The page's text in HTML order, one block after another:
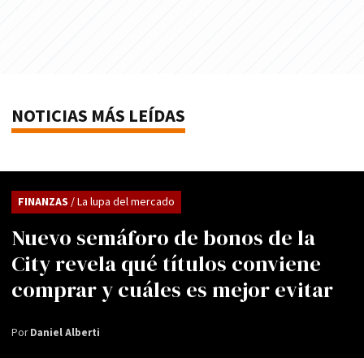
NOTICIAS MÁS LEÍDAS
Nuevo semáforo de bonos de la
City revela qué títulos conviene
comprar y cuáles es mejor evitar
FINANZAS / La lupa del mercado
PorDaniel Alberti